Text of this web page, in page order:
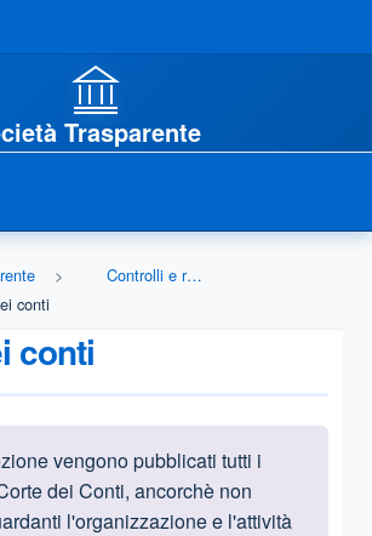
Trasparente
Controlli e rilievi sull'amministrazione
conti
conti
introduttive
vengono pubblicati tutti i
dei Conti, ancorchè non
l'organizzazione e l'attività